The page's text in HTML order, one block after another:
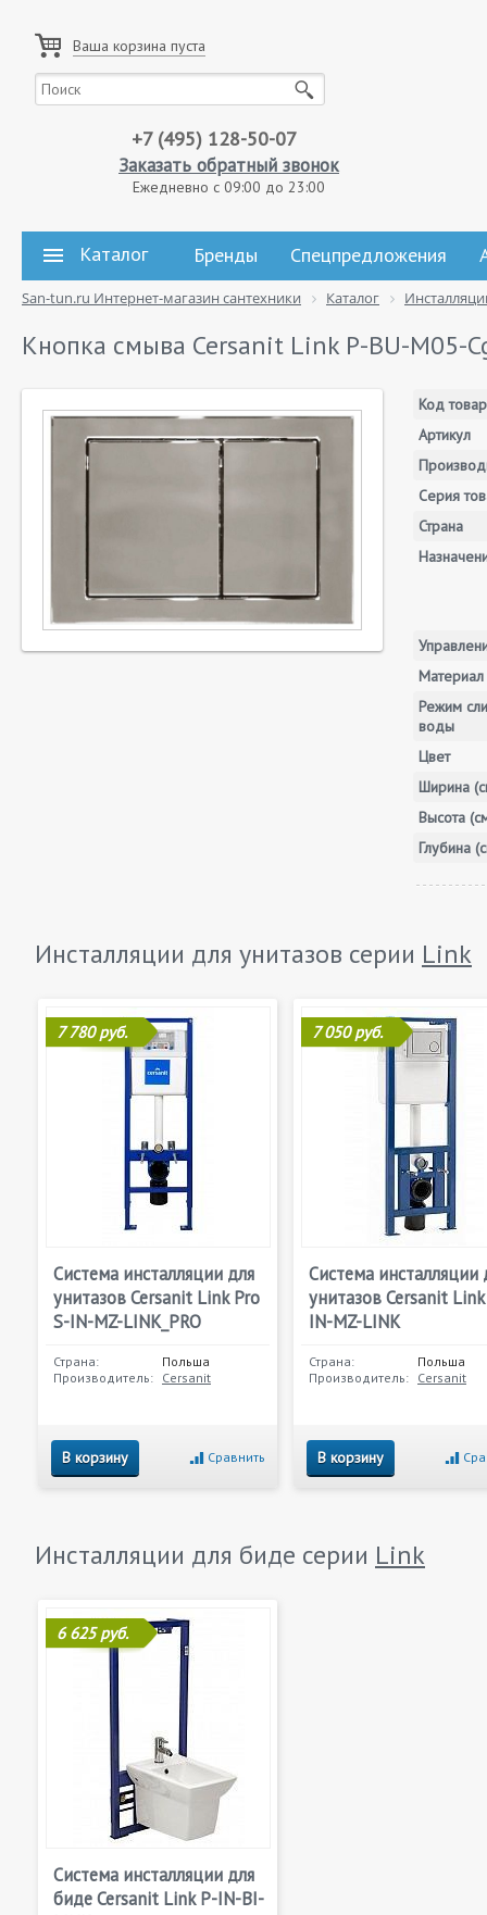
Ваша корзина пуста
+7 (495) 128-50-07
Заказать обратный звонок
Ежедневно с 09:00 до 23:00
Каталог Бренды Спецпредложения
San-tun.ru Интернет-магазин сантехники Каталог
Кнопка смыва Cersanit Link P-BU-M05-
Код
Артикул
Серия
Страна
Материал
Режим
воды
Цвет
Ширина
Высота
Глубина
Инсталляции для унитазов серии Link
7 780 руб.
Система инсталляции для
унитазов Cersanit Link Pro
S-IN-MZ-LINK_PRO
Страна:
Польша
Производитель: Cersanit
В корзину Сравнить
7 050 руб.
Система инсталляции
унитазов Cersanit
IN-MZ-LINK
Страна:
Польша
Производитель: Cersanit
В корзину
Инсталляции для биде серии Link
6 625 руб.
Система инсталляции для
биде Cersanit Link P-IN-BI-